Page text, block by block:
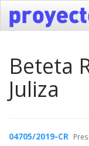
Beteta
Juliza
04705/2019-CR